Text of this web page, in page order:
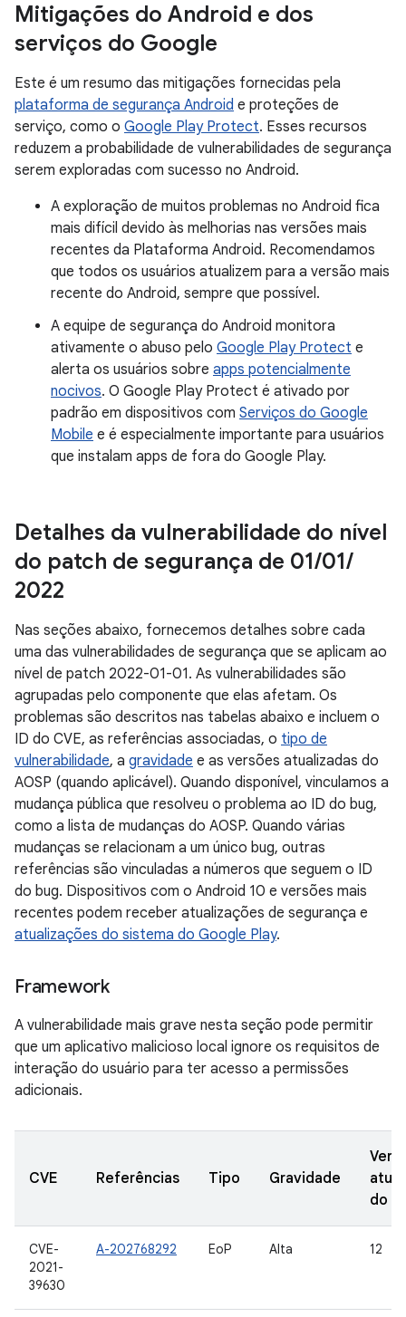
Mitigações do Android e dos
serviços do Google
Este é um resumo das mitigações fornecidas pela
plataforma de segurança Android e proteções de
serviço, como o Google Play Protect. Esses recursos
reduzem a probabilidade de vulnerabilidades de segurança
serem exploradas com sucesso no Android.
A exploração de muitos problemas no Android fica
mais difícil devido às melhorias nas versões mais
recentes da Plataforma Android. Recomendamos
que todos os usuários atualizem para a versão mais
recente do Android, sempre que possível.
A equipe de segurança do Android monitora
ativamente o abuso pelo Google Play Protect e
alerta os usuários sobre apps potencialmente
nocivos. O Google Play Protect é ativado por
padrão em dispositivos com Serviços do Google
Mobile e é especialmente importante para usuários
que instalam apps de fora do Google Play.
Detalhes da vulnerabilidade do nível
do patch de segurança de 01/01/
2022
Nas seções abaixo, fornecemos detalhes sobre cada
uma das vulnerabilidades de segurança que se aplicam ao
nível de patch 2022-01-01. As vulnerabilidades são
agrupadas pelo componente que elas afetam. Os
problemas são descritos nas tabelas abaixo e incluem o
ID do CVE, as referências associadas, o tipo de
vulnerabilidade, a gravidade e as versões atualizadas do
AOSP (quando aplicável). Quando disponível, vinculamos a
mudança pública que resolveu o problema ao ID do bug,
como a lista de mudanças do AOSP. Quando várias
mudanças se relacionam a um único bug, outras
referências são vinculadas a números que seguem o ID
do bug. Dispositivos com o Android 10 e versões mais
recentes podem receber atualizações de segurança e
atualizações do sistema do Google Play.
Framework
A vulnerabilidade mais grave nesta seção pode permitir
que um aplicativo malicioso local ignore os requisitos de
interação do usuário para ter acesso a permissões
adicionais.
CVE Referências Tipo Gravidade
do
CVE-
2021-
39630
A-202768292 EoP Alta 12